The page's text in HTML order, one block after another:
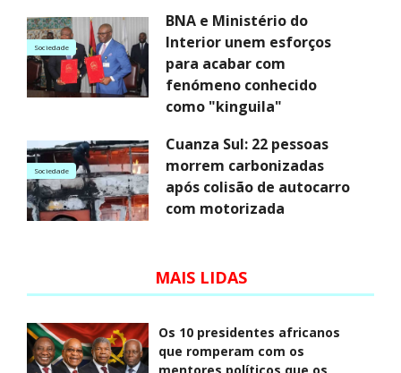
Sociedade
BNA e Ministério do
Interior unem esforços
para acabar com
fenómeno conhecido
como "kinguila"
Sociedade
Cuanza Sul: 22 pessoas
morrem carbonizadas
após colisão de autocarro
com motorizada
MAIS LIDAS
Os 10 presidentes africanos
que romperam com os